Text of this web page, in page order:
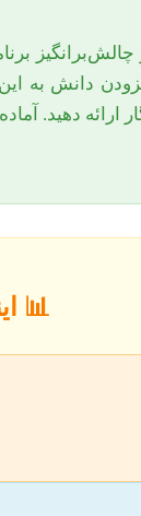
چالش‌برانگیز
دانش به
ارائه دهید.
📊